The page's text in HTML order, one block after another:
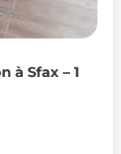
à Sfax – 1